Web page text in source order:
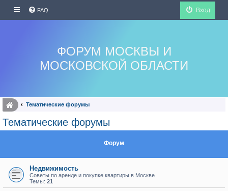
FAQ Вход
ФОРУМ МОСКВЫ И
МОСКОВСКОЙ ОБЛАСТИ
Тематические форумы
Тематические форумы
Форум
Недвижимость
Советы по аренде и покупке квартиры в Москве
Темы: 21